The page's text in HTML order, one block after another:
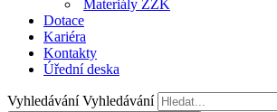
Materiály ZZK
Dotace
Kariéra
Kontakty
Úřední deska
Vyhledávání Vyhledávání